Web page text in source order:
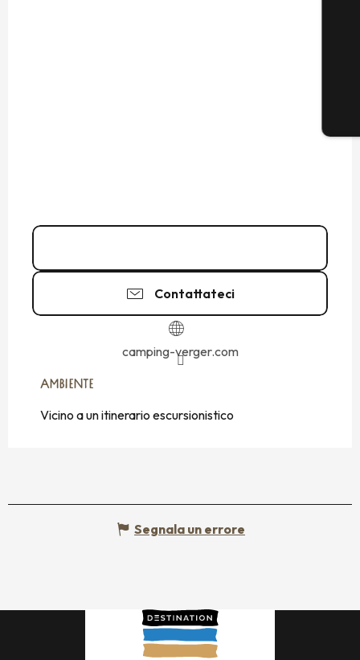
Contattateci
camping-verger.com
AMBIENTE
AMBIENTE
Vicino a un itinerario escursionistico
Segnala un errore